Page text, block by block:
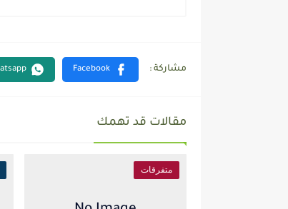
مقالات قد تهمك
متفرقات